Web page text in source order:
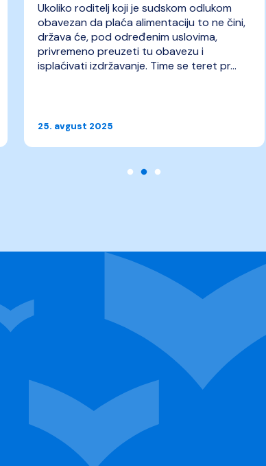
Ukoliko roditelj koji je sudskom odlukom
obavezan da plaća alimentaciju to ne čini,
država će, pod određenim uslovima,
privremeno preuzeti tu obavezu i
isplaćivati izdržavanje. Time se teret pr...
25. avgust 2025